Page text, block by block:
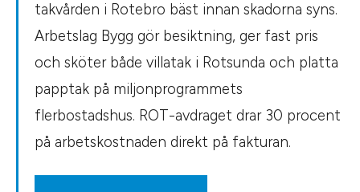
takvården i Rotebro bäst innan skadorna syns.
Arbetslag Bygg gör besiktning, ger fast pris
och sköter både villatak i Rotsunda och platta
papptak på miljonprogrammets
flerbostadshus. ROT-avdraget drar 30 procent
på arbetskostnaden direkt på fakturan.